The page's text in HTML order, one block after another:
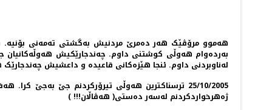
هەموو مرۆڤێک هەر دەمرێ مردنیش بەگشتی تەمەنی بۆنیە.
لەناوبردنی داوم. ئنجا هێزەکانی قاعیدە و داعشیش چەندجارێک
25/10/2005 ترسناکترین هەوڵی تیرۆرکردنم جێ
ژەهرخواردکردنم لەسەر دەستی( هەڤاڵان!!! )